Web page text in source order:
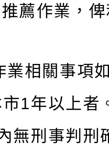
薦作業，
業相關事項
1年以上者
無刑事判刑